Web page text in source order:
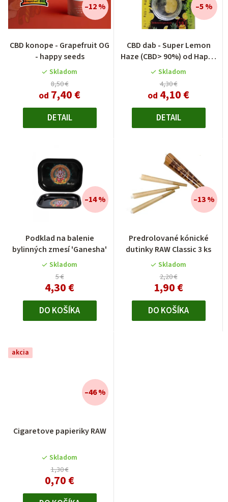
CBD konope - Grapefruit OG
- happy seeds
Skladom
8,50 €
od 7,40 €
–12 %
DETAIL
CBD dab - Super Lemon
Haze (CBD> 90%) od Happy
seeds
Skladom
4,30 €
od 4,10 €
–5 %
DETAIL
Podklad na balenie
bylinných zmesí 'Ganesha'
Skladom
5 €
4,30 €
–14 %
DO KOŠÍKA
Predrolované kónické
dutinky RAW Classic 3 ks
Skladom
2,20 €
1,90 €
–13 %
DO KOŠÍKA
akcia
Cigaretove papieriky RAW
Skladom
1,30 €
0,70 €
–46 %